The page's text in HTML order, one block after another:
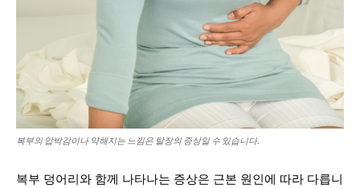
복부의 압박감이나 약해지는 느낌은 탈장의 증상일 수 있습니다.
복부 덩어리와 함께 나타나는 증상은 근본 원인에 따라 다릅니